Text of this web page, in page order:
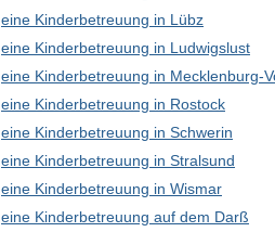
eine Kinderbetreuung in Lübz
eine Kinderbetreuung in Ludwigslust
eine Kinderbetreuung in Mecklenburg-
eine Kinderbetreuung in Rostock
eine Kinderbetreuung in Schwerin
eine Kinderbetreuung in Stralsund
eine Kinderbetreuung in Wismar
eine Kinderbetreuung auf dem Darß